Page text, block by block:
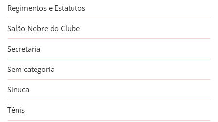
Regimentos e Estatutos
Salão Nobre do Clube
Secretaria
Sem categoria
Sinuca
Tênis